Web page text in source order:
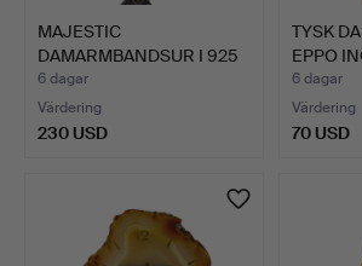
MAJESTIC
DAMARMBANDSUR I 925
STERLINGSILVE…
6 dagar
Värdering
230 USD
TYSK
EPPO
6 dagar
Värdering
70 USD